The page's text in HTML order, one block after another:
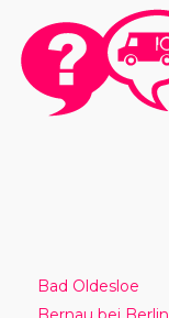
Bad Oldesloe